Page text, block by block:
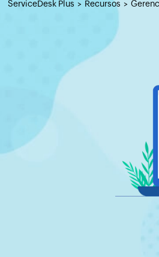
ServiceDesk Plus > Recursos >